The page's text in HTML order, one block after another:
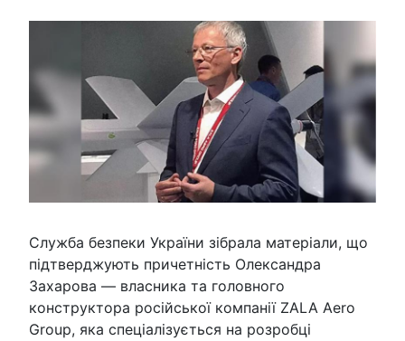
Служба безпеки України зібрала матеріали, що
підтверджують причетність Олександра
Захарова — власника та головного
конструктора російської компанії ZALA Aero
Group, яка спеціалізується на розробці